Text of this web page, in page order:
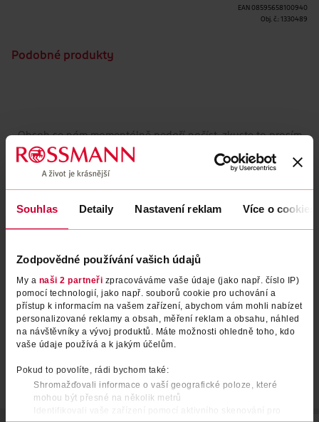
Souhlas Detaily Nastavení reklam Více o cookies
Zodpovědné používání vašich údajů
My a naši 2 partneři zpracováváme vaše údaje (jako např. číslo IP)
pomocí technologií, jako např. souborů cookie pro uchování a
přístup k informacím na vašem zařízení, abychom vám mohli nabízet
personalizované reklamy a obsah, měření reklam a obsahu, náhled
na návštěvníky a vývoj produktů. Máte možnosti ohledně toho, kdo
vaše údaje používá a k jakým účelům.
Pokud to povolíte, rádi bychom také:
Shromažďovali informace o vaší geografické poloze, které
mohou být přesné na několik metrů
Identifikovali vaše zařízení pomocí aktivního skenování pro
EAN 08595658100940
Obj. č.: 1330489
Podobné produkty
Obsah se nám momentálně nedaří načíst, zkuste to prosím